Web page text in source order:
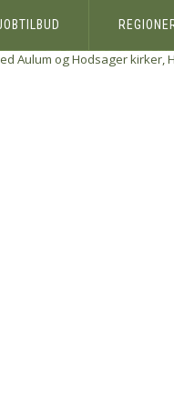
Aulum og Hodsager kirker,